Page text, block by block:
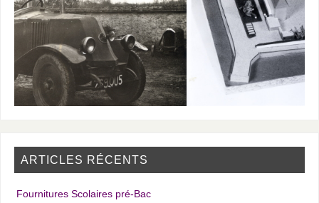
ARTICLES RÉCENTS
Fournitures Scolaires pré-Bac